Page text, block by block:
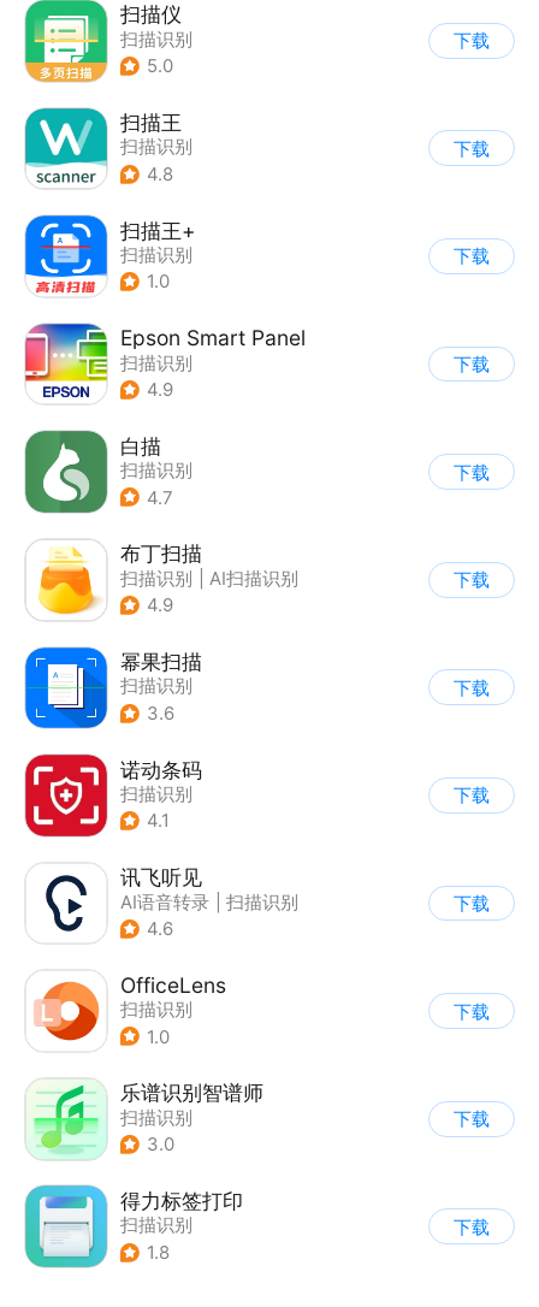
扫描仪
扫描识别
5.0
下载
扫描王
扫描识别
4.8
下载
扫描王+
扫描识别
1.0
下载
Epson Smart Panel
扫描识别
4.9
下载
白描
扫描识别
4.7
下载
布丁扫描
扫描识别
AI扫描识别
4.9
下载
幂果扫描
扫描识别
3.6
下载
诺动条码
扫描识别
4.1
下载
讯飞听见
AI语音转录
扫描识别
4.6
下载
OfficeLens
扫描识别
1.0
下载
乐谱识别智谱师
扫描识别
3.0
下载
得力标签打印
扫描识别
1.8
下载